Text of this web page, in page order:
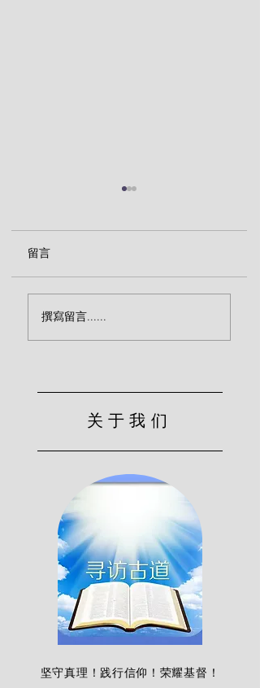
克）
留言
撰寫留言......
关于我们
坚守真理！践行信仰！荣耀基督！